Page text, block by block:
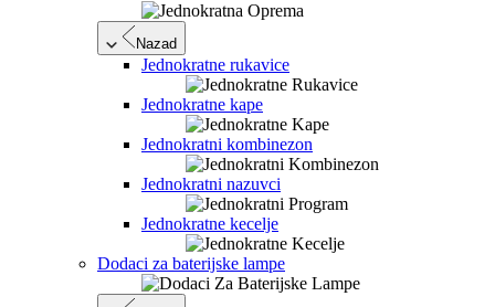
Nazad
Jednokratne rukavice
Jednokratne kape
Jednokratni kombinezon
Jednokratni nazuvci
Jednokratne kecelje
Dodaci za baterijske lampe